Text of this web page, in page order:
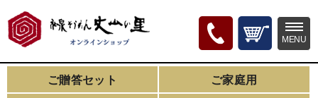
MENU
ご贈答セット ご家庭用